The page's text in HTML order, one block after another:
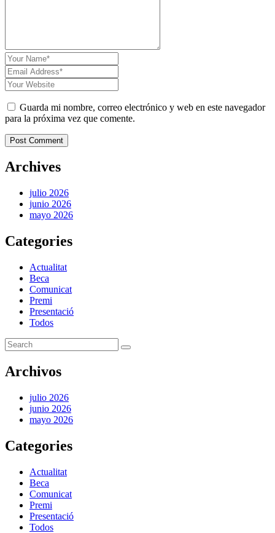
Guarda mi nombre, correo electrónico y web en este navegador
para la próxima vez que comente.
Post Comment
Archives
julio 2026
junio 2026
mayo 2026
Categories
Actualitat
Beca
Comunicat
Premi
Presentació
Todos
Archivos
julio 2026
junio 2026
mayo 2026
Categories
Actualitat
Beca
Comunicat
Premi
Presentació
Todos